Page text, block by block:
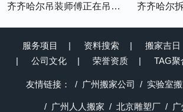
齐齐哈尔吊装师傅正在吊装物品上楼
服务项目 资料搜索 搬家吉日
公司文化
荣誉资质 TAG聚
友情链接： 广州搬家公司 实验室
广州人人搬家 北京雕塑厂